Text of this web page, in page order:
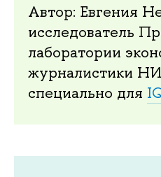
Автор: Евгения
исследователь
лаборатории
журналистики
специально для